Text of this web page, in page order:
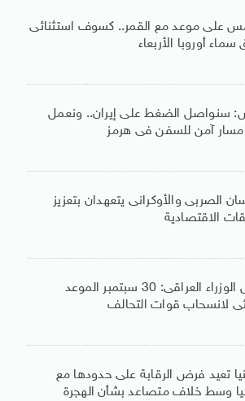
على موعد مع القمر.. كسوف استثنائى
سماء أوروبا الأربعاء
سنواصل الضغط على إيران.. ونعمل
آمن للسفن فى هرمز
الصربى والأوكرانى يتعهدان بتعزيز
الاقتصادية
رئيس الوزراء العراقى: 30 سبتمبر الموعد
لانسحاب قوات التحالف
تعيد فرض الرقابة على حدودها مع
وسط خلاف متصاعد بشأن الهجرة